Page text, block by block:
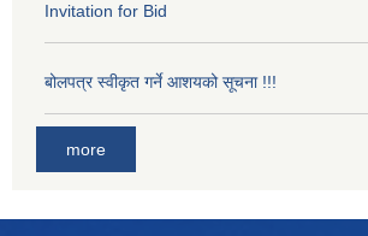
Invitation for Bid
बोलपत्र स्वीकृत गर्ने आशयको सूचना !!!
more